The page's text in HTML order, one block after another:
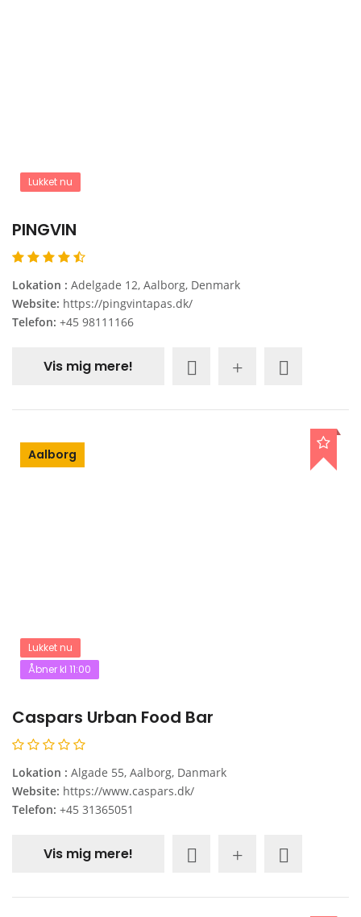
Lukket nu
PINGVIN
Lokation : Adelgade 12, Aalborg, Denmark
Website: https://pingvintapas.dk/
Telefon: +45 98111166
Vis mig mere!
Aalborg
Lukket nu
Åbner kl 11:00
Caspars Urban Food Bar
Lokation : Algade 55, Aalborg, Danmark
Website: https://www.caspars.dk/
Telefon: +45 31365051
Vis mig mere!